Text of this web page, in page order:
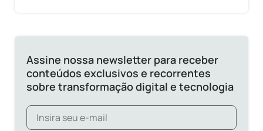
Assine nossa newsletter para receber
conteúdos exclusivos e recorrentes
sobre transformação digital e tecnologia